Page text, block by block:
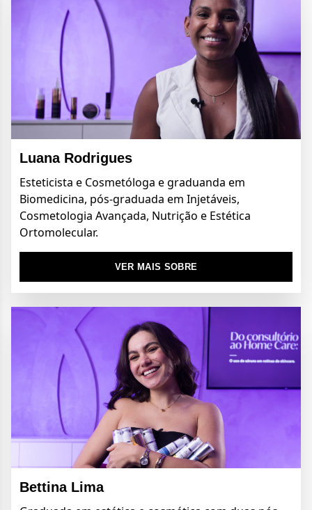
Luana Rodrigues
Esteticista e Cosmetóloga e graduanda em
Biomedicina, pós-graduada em Injetáveis,
Cosmetologia Avançada, Nutrição e Estética
Ortomolecular.
VER MAIS SOBRE
Bettina Lima